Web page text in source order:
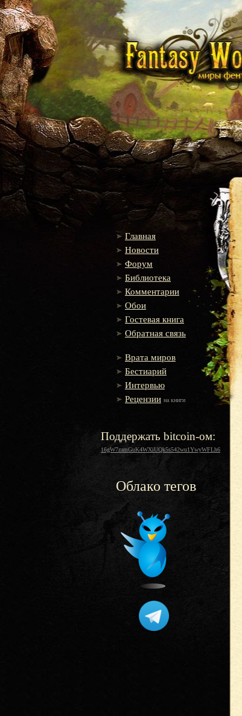
Главная
Новости
Форум
Библиотека
Комментарии
Обои
Гостевая книга
Обратная связь
Врата миров
Бестиарий
Интервью
Рецензии на книги
Поддержать bitcoin-ом:
16gW7zamGuK4WXiUQk5s542wu1YwyWFLh6
Облако тегов